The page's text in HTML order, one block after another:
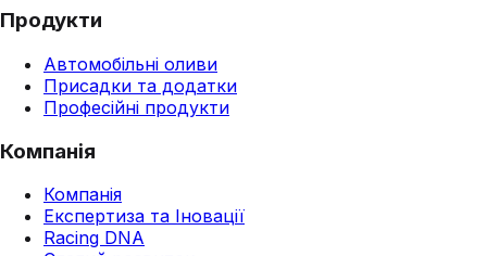
Продукти
Автомобільні оливи
Присадки та додатки
Професійні продукти
Компанія
Компанія
Експертиза та Іновації
Racing DNA